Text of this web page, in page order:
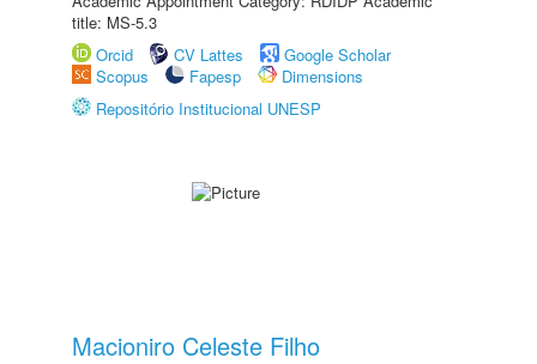
title: MS-5.3
Orcid
CV Lattes
Google Scholar
Scopus
Fapesp
Dimensions
Repositório Institucional UNESP
Macioniro Celeste Filho